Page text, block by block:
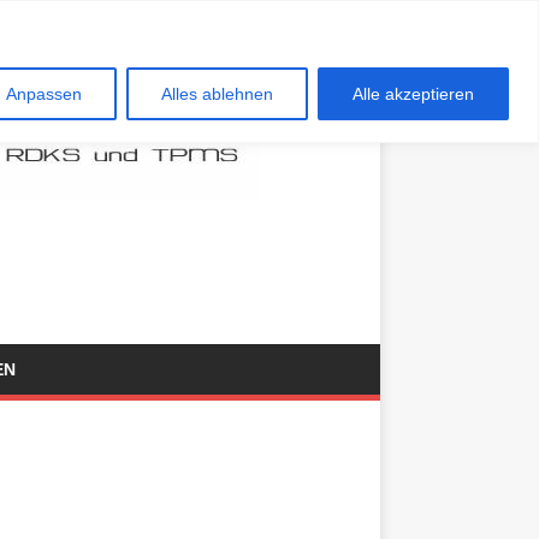
Anpassen Alles ablehnen Alle akzeptieren